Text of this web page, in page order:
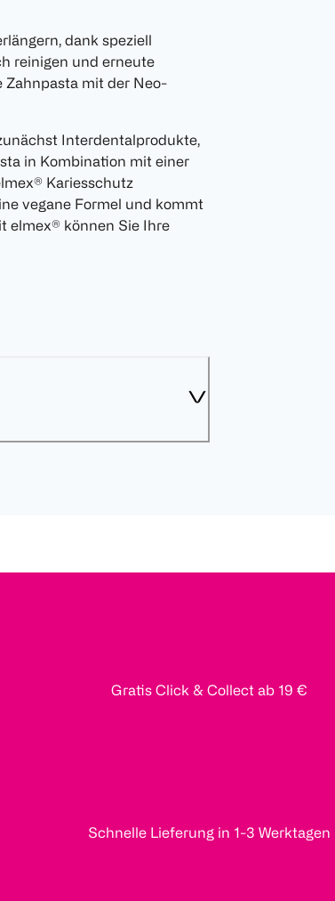
dank speziell
reinigen und erneute
Zahnpasta mit der Neo-
Interdentalprodukte,
in Kombination mit einer
Kariesschutz
vegane Formel und kommt
elmex® können Sie Ihre
Gratis Click & Collect ab 19 €
Schnelle Lieferung in 1-3 Werktagen